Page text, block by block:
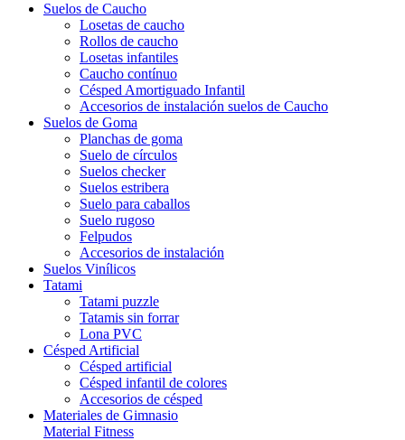
Suelos de Caucho
Losetas de caucho
Rollos de caucho
Losetas infantiles
Caucho contínuo
Césped Amortiguado Infantil
Accesorios de instalación suelos de Caucho
Suelos de Goma
Planchas de goma
Suelo de círculos
Suelos checker
Suelos estribera
Suelo para caballos
Suelo rugoso
Felpudos
Accesorios de instalación
Suelos Vinílicos
Tatami
Tatami puzzle
Tatamis sin forrar
Lona PVC
Césped Artificial
Césped artificial
Césped infantil de colores
Accesorios de césped
Materiales de Gimnasio
Material Fitness